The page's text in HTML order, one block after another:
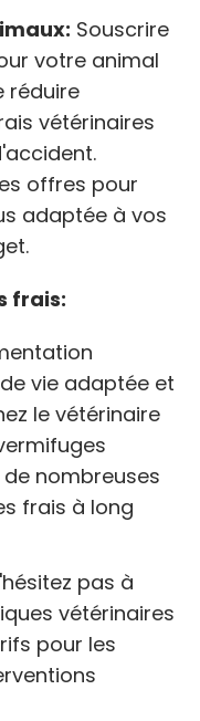
Souscrire
votre animal
réduire
vétérinaires
offres pour
adaptée à vos
frais:
vie adaptée et
le vétérinaire
nombreuses
frais à long
pas à
vétérinaires
pour les